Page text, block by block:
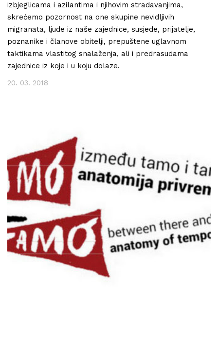
izbjeglicama i azilantima i njihovim stradavanjima,
skrećemo pozornost na one skupine nevidljivih
migranata, ljude iz naše zajednice, susjede, prijatelje,
poznanike i članove obitelji, prepuštene uglavnom
taktikama vlastitog snalaženja, ali i predrasudama
zajednice iz koje i u koju dolaze.
20. 03. 2018